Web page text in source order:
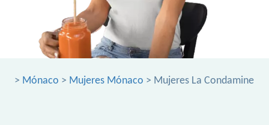
> Mónaco > Mujeres Mónaco > Mujeres La Condamine